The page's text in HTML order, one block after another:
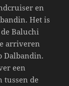
en
Het is
Baluchi
arriveren
Dalbandin.
een
tussen de